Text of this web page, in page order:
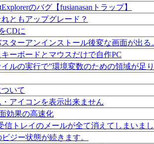
のバグ【fusianasanトラップ】
ともアップグレード？
CDに
スターアンインストール後変な画面が出る
ーボードとマウスだけで自作PC
ルの実行で”環境変数のための領域が足
いて
アイコンを表示出来ません
効果の高速化
信トレイのメールが全て消えてしまいま
ジー状態が続きます。